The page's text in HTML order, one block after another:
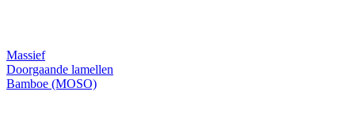
Massief
Doorgaande lamellen
Bamboe (MOSO)